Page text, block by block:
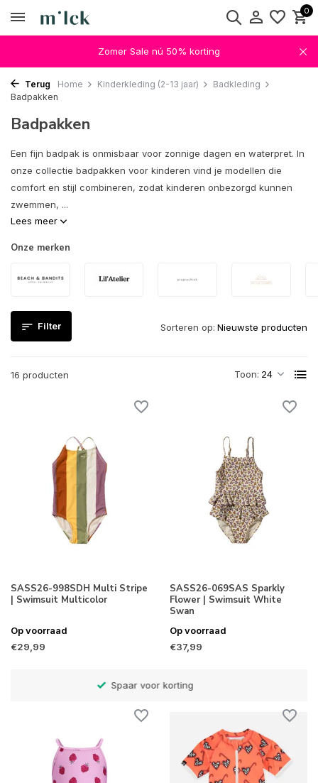
0
Zomer Sale nú 50% korting
Terug Home Kinderkleding (2-13 jaar)
Badkleding
Badpakken
Badpakken
Een fijn badpak is onmisbaar voor zonnige dagen en waterpret. In
onze collectie badpakken voor kinderen vind je modellen die
comfort en stijl combineren, zodat kinderen onbezorgd kunnen
zwemmen, ...
Lees meer
Onze merken
Filter
16 producten Toon:
Sorteren op:
SASS26-998SDH Multi Stripe
| Swimsuit Multicolor
Op voorraad
€29,99
SASS26-069SAS Sparkly
Flower | Swimsuit White
Swan
Op voorraad
€37,99
Betaal later met Klarna